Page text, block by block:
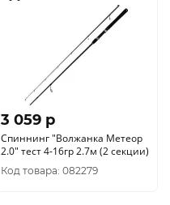
3 059 p
Спиннинг "Волжанка Метеор
2.0" тест 4-16гр 2.7м (2 секции)
Код товара: 082279